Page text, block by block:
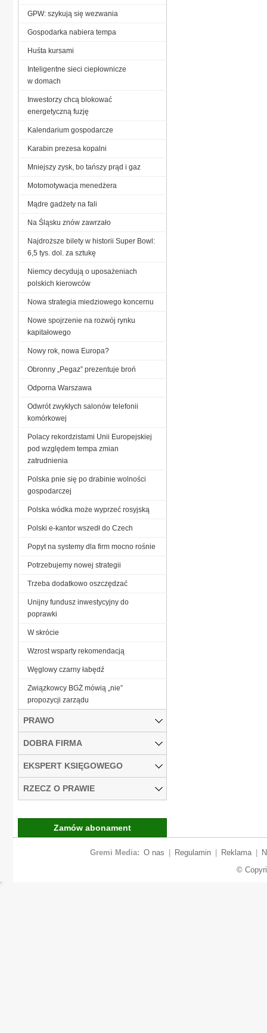
GPW: szykują się wezwania
Gospodarka nabiera tempa
Huśta kursami
Inteligentne sieci ciepłownicze
w domach
Inwestorzy chcą blokować
energetyczną fuzję
Kalendarium gospodarcze
Karabin prezesa kopalni
Mniejszy zysk, bo tańszy prąd i gaz
Motomotywacja menedżera
Mądre gadżety na fali
Na Śląsku znów zawrzało
Najdroższe bilety w historii Super Bowl:
6,5 tys. dol. za sztukę
Niemcy decydują o uposażeniach
polskich kierowców
Nowa strategia miedziowego koncernu
Nowe spojrzenie na rozwój rynku
kapitałowego
Nowy rok, nowa Europa?
Obronny „Pegaz” prezentuje broń
Odporna Warszawa
Odwrót zwykłych salonów telefonii
komórkowej
Polacy rekordzistami Unii Europejskiej
pod względem tempa zmian
zatrudnienia
Polska pnie się po drabinie wolności
gospodarczej
Polska wódka może wyprzeć rosyjską
Polski e-kantor wszedł do Czech
Popyt na systemy dla firm mocno rośnie
Potrzebujemy nowej strategii
Trzeba dodatkowo oszczędzać
Unijny fundusz inwestycyjny do
poprawki
W skrócie
Wzrost wsparty rekomendacją
Węglowy czarny łabędź
Związkowcy BGŻ mówią „nie”
propozycji zarządu
PRAWO
DOBRA FIRMA
EKSPERT KSIĘGOWEGO
RZECZ O PRAWIE
Zamów abonament
Gremi Media: O nas Regulamin Reklama
©